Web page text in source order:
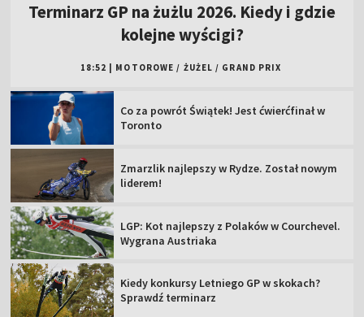
Terminarz GP na żużlu 2026. Kiedy i gdzie
kolejne wyścigi?
18:52 MOTOROWE / ŻUŻEL / GRAND PRIX
Co za powrót Świątek! Jest ćwierćfinał w
Toronto
Zmarzlik najlepszy w Rydze. Został nowym
liderem!
LGP: Kot najlepszy z Polaków w Courchevel.
Wygrana Austriaka
Kiedy konkursy Letniego GP w skokach?
Sprawdź terminarz